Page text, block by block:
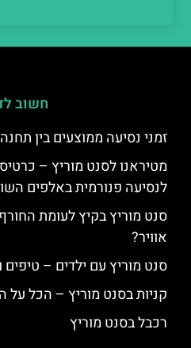
חשוב
זמני נסיעה ממוצעים בין
מטיראנו לסנט מוריץ –
לנסיעה פנורמית באלפים
סנט מוריץ בקיץ לעומת
אוויר?
סנט מוריץ עם ילדים –
קניות בסנט מוריץ – הכל על
רכבל בסנט מוריץ